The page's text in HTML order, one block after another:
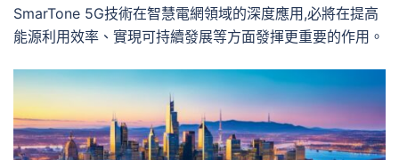
SmarTone 5G技術在智慧電網領域的深度應用,必將在提高
能源利用效率、實現可持續發展等方面發揮更重要的作用。